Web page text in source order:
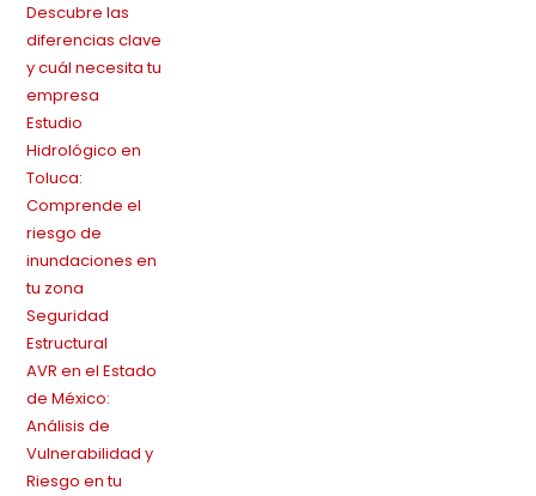
Descubre las
diferencias clave
y cuál necesita tu
empresa
Estudio
Hidrológico en
Toluca:
Comprende el
riesgo de
inundaciones en
tu zona
Seguridad
Estructural
AVR en el Estado
de México:
Análisis de
Vulnerabilidad y
Riesgo en tu